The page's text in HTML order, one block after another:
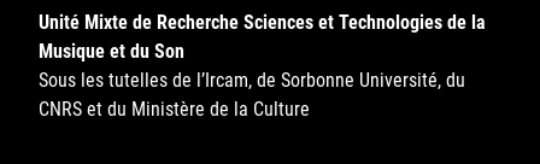
Unité Mixte de Recherche Sciences et Technologies de la
Musique et du Son
Sous les tutelles de l’Ircam, de Sorbonne Université, du
CNRS et du Ministère de la Culture